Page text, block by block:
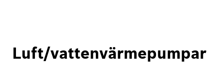
Luft/vattenvärmepumpar